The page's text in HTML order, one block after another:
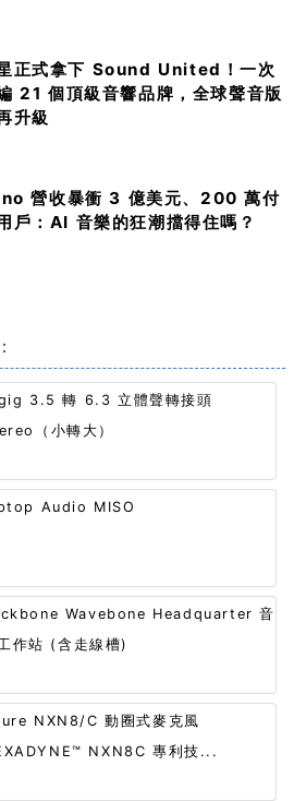
正式拿下 Sound United！一次
21 個頂級音響品牌，全球聲音版
升級
營收暴衝 3 億美元、200 萬付
戶：AI 音樂的狂潮擋得住嗎？
3.5 轉 6.3 立體聲轉接頭
（小轉大）
Audio MISO
Wavebone Headquarter 音
作站 (含走線槽)
NXN8/C 動圈式麥克風
NXN8C 專利技...